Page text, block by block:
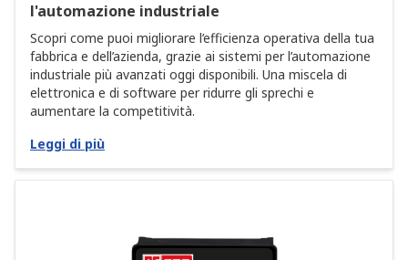
l'automazione industriale
Scopri come puoi migliorare l’efficienza operativa della tua
fabbrica e dell’azienda, grazie ai sistemi per l’automazione
industriale più avanzati oggi disponibili. Una miscela di
elettronica e di software per ridurre gli sprechi e
aumentare la competitività.
Leggi di più